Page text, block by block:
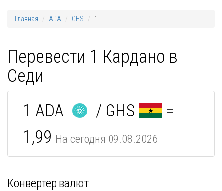
Главная ADA GHS 1
Перевести 1 Кардано в
Седи
1 ADA / GHS
=
1,99 На сегодня 09.08.2026
Конвертер валют